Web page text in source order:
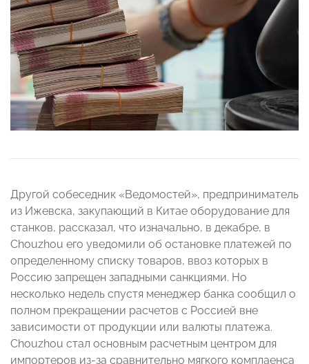
Другой собеседник «Ведомостей», предприниматель
из Ижевска, закупающий в Китае оборудование для
станков, рассказал, что изначально, в декабре, в
Chouzhou его уведомили об остановке платежей по
определенному списку товаров, ввоз которых в
Россию запрещен западными санкциями. Но
несколько недель спустя менеджер банка сообщил о
полном прекращении расчетов с Россией вне
зависимости от продукции или валюты платежа.
Chouzhou стал основным расчетным центром для
импортеров из-за сравнительно мягкого комплаенса